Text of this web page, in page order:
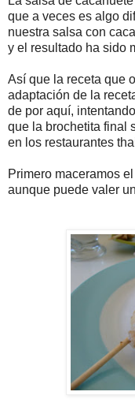
que a veces es algo
nuestra salsa con
y el resultado ha sido
Así que la receta que
adaptación de la
de por aquí,
que la brochetita final
en los restaurantes
Primero maceramos
aunque puede valer